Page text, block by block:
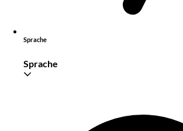
Sprache
Sprache